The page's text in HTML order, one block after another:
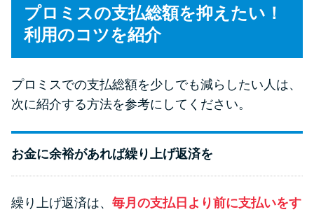
プロミスの支払総額を抑えたい！
利用のコツを紹介
プロミスでの支払総額を少しでも減らしたい人は、
次に紹介する方法を参考にしてください。
お金に余裕があれば繰り上げ返済を
繰り上げ返済は、 毎月の支払日より前に支払いをす